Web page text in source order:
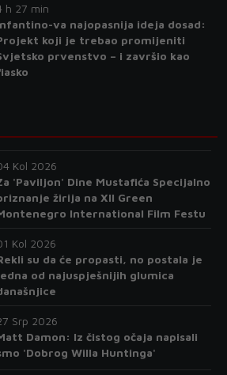
h 27 min
va najopasnija ideja dosad:
koji je trebao promijeniti
prvenstvo – i završio kao
Kol 2026
'Paviljon' Dine Mustafića Specijalno
žirija na XII Green
International Film Festu
Kol 2026
su da će propasti, no postala je
od najuspješnijih glumica
Srp 2026
Damon: Iz čistog očaja napisali
'Dobrog Willa Huntinga'